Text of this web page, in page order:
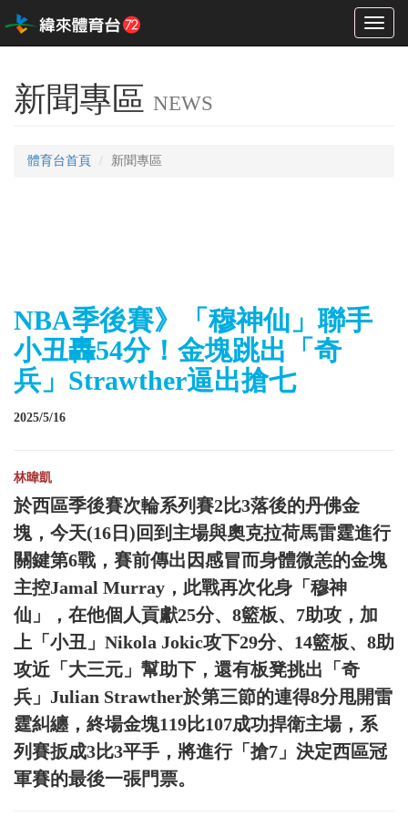
Toggle
新聞專區 NEWS
體育台首頁 新聞專區
NBA季後賽》「穆神仙」聯手
小丑轟54分！金塊跳出「奇
兵」Strawther逼出搶七
2025/5/16
林暐凱
於西區季後賽次輪系列賽2比3落後的丹佛金
塊，今天(16日)回到主場與奧克拉荷馬雷霆進行
關鍵第6戰，賽前傳出因感冒而身體微恙的金塊
主控Jamal Murray，此戰再次化身「穆神
仙」，在他個人貢獻25分、8籃板、7助攻，加
上「小丑」Nikola Jokic攻下29分、14籃板、8助
攻近「大三元」幫助下，還有板凳挑出「奇
兵」Julian Strawther於第三節的連得8分甩開雷
霆糾纏，終場金塊119比107成功捍衛主場，系
列賽扳成3比3平手，將進行「搶7」決定西區冠
軍賽的最後一張門票。